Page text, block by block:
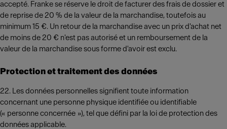
accepté. Franke se réserve le droit de facturer des frais de dossier et
de reprise de 20 % de la valeur de la marchandise, toutefois au
minimum 15 €. Un retour de la marchandise avec un prix d'achat net
de moins de 20 € n'est pas autorisé et un remboursement de la
valeur de la marchandise sous forme d'avoir est exclu.
Protection et traitement des données
22. Les données personnelles signifient toute information
concernant une personne physique identifiée ou identifiable
(« personne concernée »), tel que défini par la loi de protection des
données applicable.